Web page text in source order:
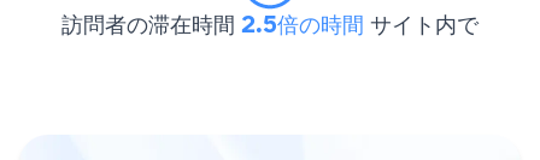
訪問者の滞在時間 2.5倍の時間 サイト内で